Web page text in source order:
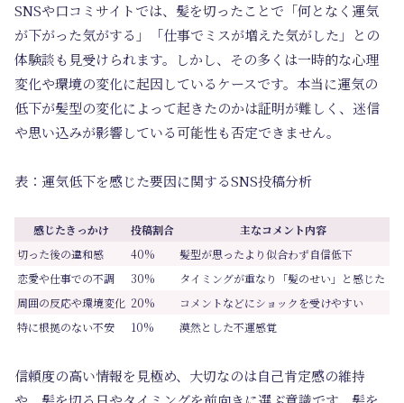
SNSや口コミサイトでは、髪を切ったことで「何となく運気
が下がった気がする」「仕事でミスが増えた気がした」との
体験談も見受けられます。しかし、その多くは一時的な心理
変化や環境の変化に起因しているケースです。本当に運気の
低下が髪型の変化によって起きたのかは証明が難しく、迷信
や思い込みが影響している可能性も否定できません。
表：運気低下を感じた要因に関するSNS投稿分析
感じたきっかけ 投稿割合
主なコメント内容
切った後の違和感
40%
髪型が思ったより似合わず自信低下
恋愛や仕事での不調
30%
タイミングが重なり「髪のせい」と感じた
周囲の反応や環境変化 20%
コメントなどにショックを受けやすい
特に根拠のない不安
10% 漠然とした不運感覚
信頼度の高い情報を見極め、大切なのは自己肯定感の維持